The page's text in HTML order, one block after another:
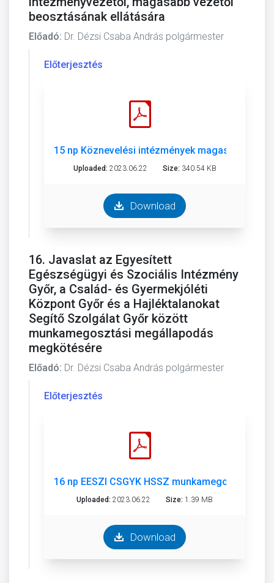
beosztásának ellátására
Előadó: Dr. Dézsi Csaba András polgármester
Előterjesztés
15 np Köznevelési intézmények magasabb
Uploaded: 2023.06.22 Size: 340.54 KB
Download
16. Javaslat az Egyesített
Egészségügyi és Szociális Intézmény
Győr, a Család- és Gyermekjóléti
Központ Győr és a Hajléktalanokat
Segítő Szolgálat Győr között
munkamegosztási megállapodás
megkötésére
Előadó: Dr. Dézsi Csaba András polgármester
Előterjesztés
16 np EESZI CSGYK HSSZ munkamegosztás.pdf
Uploaded: 2023.06.22 Size: 1.39 MB
Download